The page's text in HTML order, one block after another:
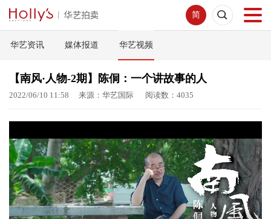
简
首页
拍卖预展
网络拍卖
服务指南
华艺资讯 媒体报道 华艺视频
【南风·人物-2期】陈侗：一个讲故事的人
2022/06/10 11:58 来源：华艺国际 阅读数：4035